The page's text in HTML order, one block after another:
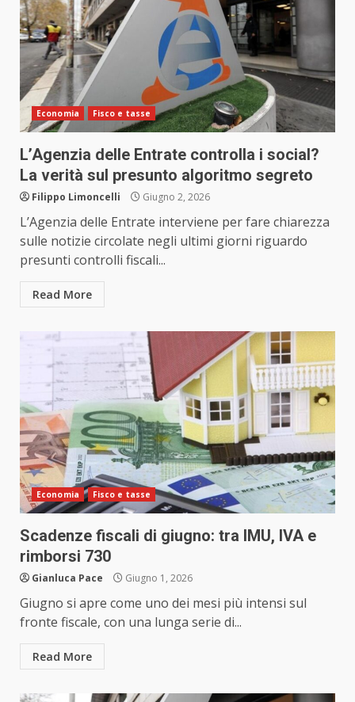
Economia Fisco e tasse
L’Agenzia delle Entrate controlla i social?
La verità sul presunto algoritmo segreto
Filippo Limoncelli Giugno 2, 2026
L’Agenzia delle Entrate interviene per fare chiarezza
sulle notizie circolate negli ultimi giorni riguardo
presunti controlli fiscali...
Read More
Economia Fisco e tasse
Scadenze fiscali di giugno: tra IMU, IVA e
rimborsi 730
Gianluca Pace Giugno 1, 2026
Giugno si apre come uno dei mesi più intensi sul
fronte fiscale, con una lunga serie di...
Read More